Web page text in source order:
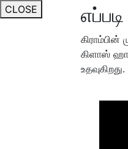
CLOSE
கிராம்பின்
கிளாஸ்
உதவுகிறது.